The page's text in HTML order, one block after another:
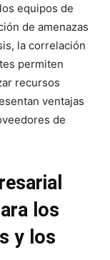
equipos de
de amenazas
la correlación
permiten
recursos
ventajas
de
los
y los